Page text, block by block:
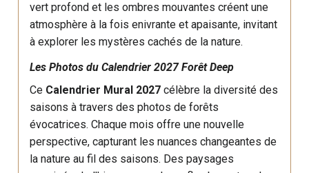
vert profond et les ombres mouvantes créent une
atmosphère à la fois enivrante et apaisante, invitant
à explorer les mystères cachés de la nature.
Les Photos du Calendrier 2027 Forêt Deep
Ce Calendrier Mural 2027 célèbre la diversité des
saisons à travers des photos de forêts
évocatrices. Chaque mois offre une nouvelle
perspective, capturant les nuances changeantes de
la nature au fil des saisons. Des paysages